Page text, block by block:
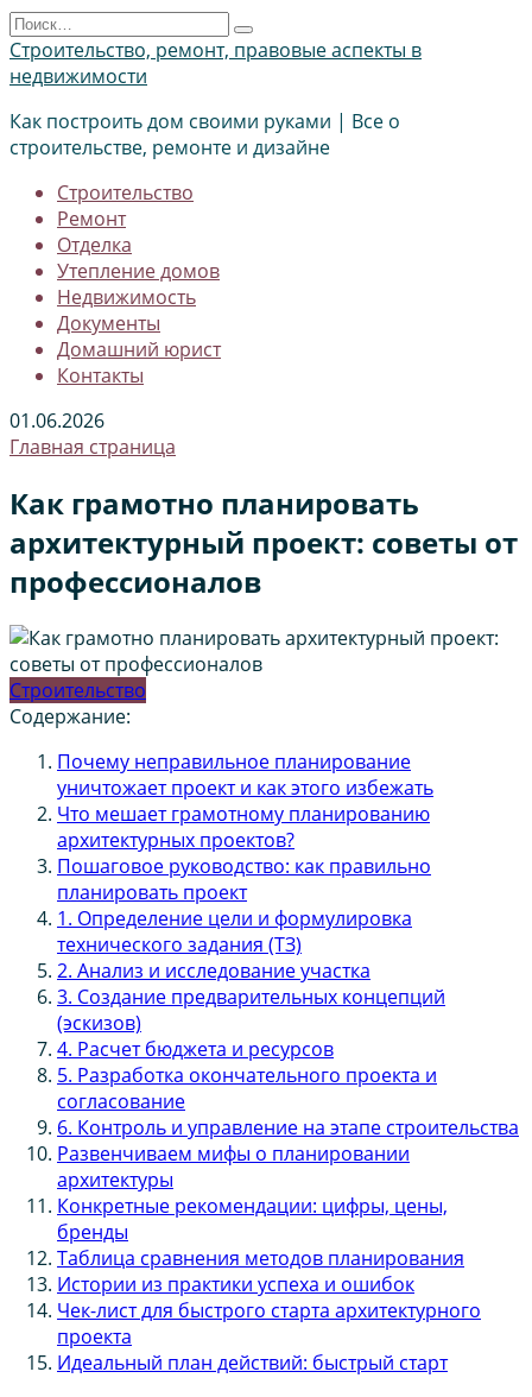
Перейти
к
содержанию
Search
for:
Строительство, ремонт, правовые аспекты в
недвижимости
Как построить дом своими руками | Все о
строительстве, ремонте и дизайне
Строительство
Ремонт
Отделка
Утепление домов
Недвижимость
Документы
Домашний юрист
Контакты
01.06.2026
Главная страница
Как грамотно планировать
архитектурный проект: советы от
профессионалов
Строительство
Содержание:
Почему неправильное планирование
уничтожает проект и как этого избежать
Что мешает грамотному планированию
архитектурных проектов?
Пошаговое руководство: как правильно
планировать проект
1. Определение цели и формулировка
технического задания (ТЗ)
2. Анализ и исследование участка
3. Создание предварительных концепций
(эскизов)
4. Расчет бюджета и ресурсов
5. Разработка окончательного проекта и
согласование
6. Контроль и управление на этапе строительства
Развенчиваем мифы о планировании
архитектуры
Конкретные рекомендации: цифры, цены,
бренды
Таблица сравнения методов планирования
Истории из практики успеха и ошибок
Чек-лист для быстрого старта архитектурного
проекта
Идеальный план действий: быстрый старт